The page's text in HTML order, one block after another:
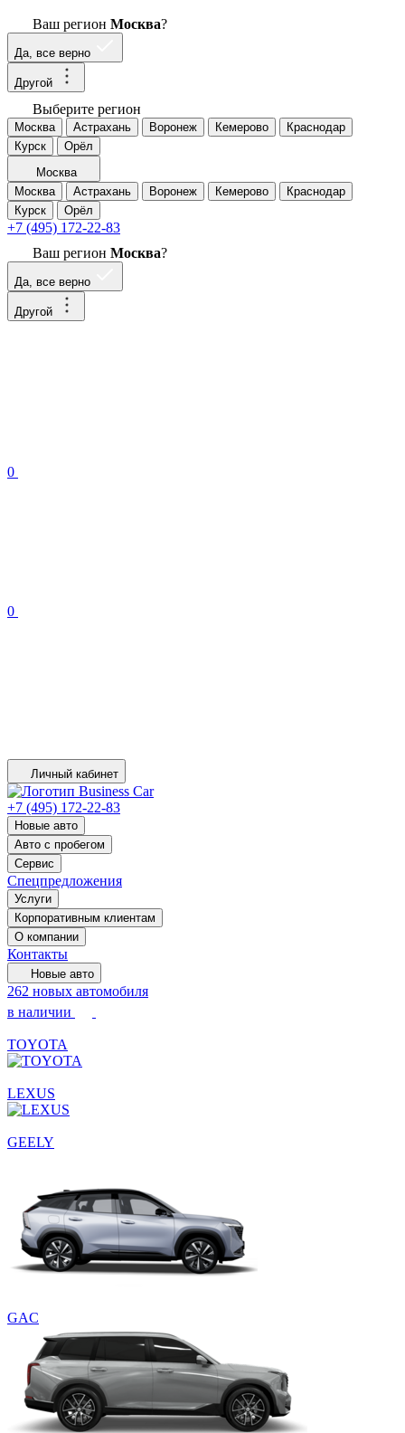
Ваш регион Москва?
Да, все верно
Другой
Выберите регион
Москва Астрахань Воронеж Кемерово
Краснодар
Курск
Орёл
Москва
Москва
Астрахань Воронеж Кемерово
Краснодар
Курск
Орёл
+7 (495) 172-22-83
Ваш регион Москва?
Да, все верно
Другой
0
0
Личный кабинет
+7 (495) 172-22-83
Новые авто
Авто с пробегом
Сервис
Спецпредложения
Услуги
Корпоративным клиентам
О компании
Контакты
Новые авто
262 новых автомобиля
в наличии
TOYOTA
LEXUS
GEELY
GAC